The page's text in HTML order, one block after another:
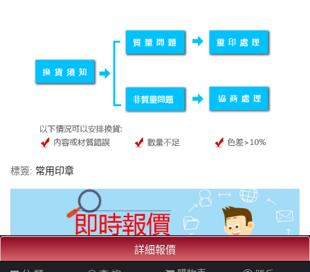
標簽: 常用印章
詳細報價